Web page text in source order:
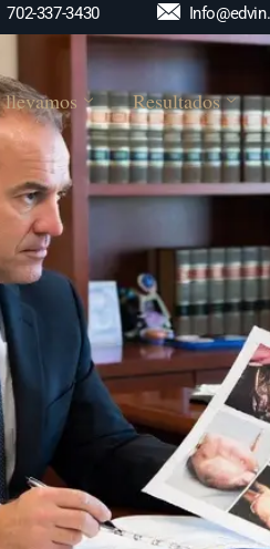
702-337-3430
llevamos Resultados